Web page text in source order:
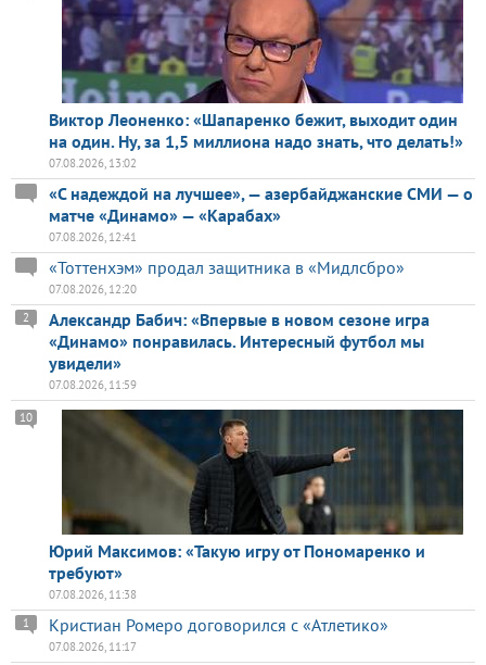
Виктор Леоненко: «Шапаренко бежит, выходит один
на один. Ну, за 1,5 миллиона надо знать, что делать!»
07.08.2026, 13:02
«С надеждой на лучшее», — азербайджанские СМИ — о
матче «Динамо» — «Карабах»
07.08.2026, 12:41
«Тоттенхэм» продал защитника в «Мидлсбро»
07.08.2026, 12:20
Александр Бабич: «Впервые в новом сезоне игра
«Динамо» понравилась. Интересный футбол мы
увидели»
2
07.08.2026, 11:59
Юрий Максимов: «Такую игру от Пономаренко и
требуют»
10
07.08.2026, 11:38
Кристиан Ромеро договорился с «Атлетико»
1
07.08.2026, 11:17